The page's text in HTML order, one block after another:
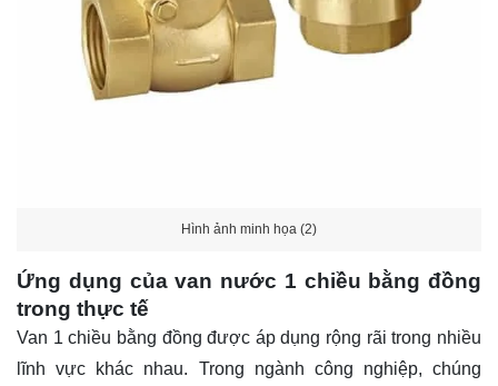
Hình ảnh minh họa (2)
Ứng dụng của van nước 1 chiều bằng đồng
trong thực tế
Van 1 chiều bằng đồng được áp dụng rộng rãi trong nhiều
lĩnh vực khác nhau. Trong ngành công nghiệp, chúng